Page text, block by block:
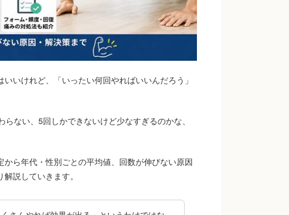
いけれど、「いったい何回やればいいんだろう」
ない、5回しかできないけど少なすぎるのかな、
ら年代・性別ごとの平均値、回数が伸びない原因
説していきます。